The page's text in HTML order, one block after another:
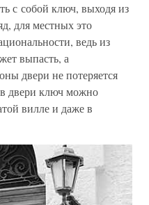
с собой ключ, выходя из
для местных это
ведь из
выпасть, а
двери не потеряется
двери ключ можно
вилле и даже в